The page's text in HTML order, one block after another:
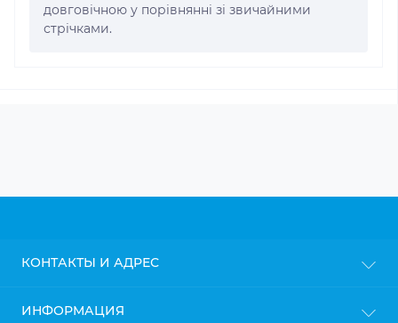
довговічною у порівнянні зі звичайними
стрічками.
КОНТАКТЫ И АДРЕС
ИНФОРМАЦИЯ